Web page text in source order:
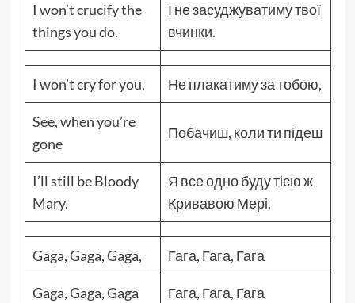
I won’t crucify the
things you do.
І не засуджуватиму твої
вчинки.
I won’t cry for you, Не плакатиму за тобою,
See, when you’re
gone
Побачиш, коли ти підеш
I’ll still be Bloody
Mary.
Я все одно буду тією ж
Кривавою Мері.
Gaga, Gaga, Gaga, Гага, Гага, Гага
Gaga, Gaga, Gaga Гага, Гага, Гага